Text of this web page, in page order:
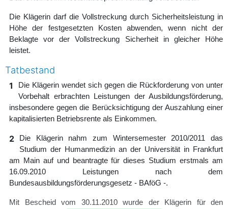
Die Klägerin darf die Vollstreckung durch Sicherheitsleistung in
Höhe der festgesetzten Kosten abwenden, wenn nicht der
Beklagte vor der Vollstreckung Sicherheit in gleicher Höhe
leistet.
Tatbestand
1
Die Klägerin wendet sich gegen die Rückforderung von unter
Vorbehalt erbrachten Leistungen der Ausbildungsförderung,
insbesondere gegen die Berücksichtigung der Auszahlung einer
kapitalisierten Betriebsrente als Einkommen.
2
Die Klägerin nahm zum Wintersemester 2010/2011 das
Studium der Humanmedizin an der Universität in Frankfurt
am Main auf und beantragte für dieses Studium erstmals am
16.09.2010 Leistungen nach dem
Bundesausbildungsförderungsgesetz - BAföG -.
Mit Bescheid vom 30.11.2010 wurde der Klägerin für den